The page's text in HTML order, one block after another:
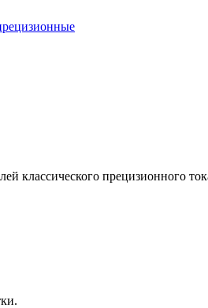
классического прецизионного